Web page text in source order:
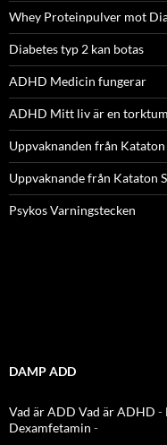
Whey Proteinpulver mot
Diabetes typ 2 kan botas
ADHD Medicin fungerar
ADHD Mitt liv är en
Uppvaknanden från
Uppvaknande från Kataton
Psykos Varningstecken
DAMP ADD
Vad är ADD Vad är ADHD -
Dexamfetamin -